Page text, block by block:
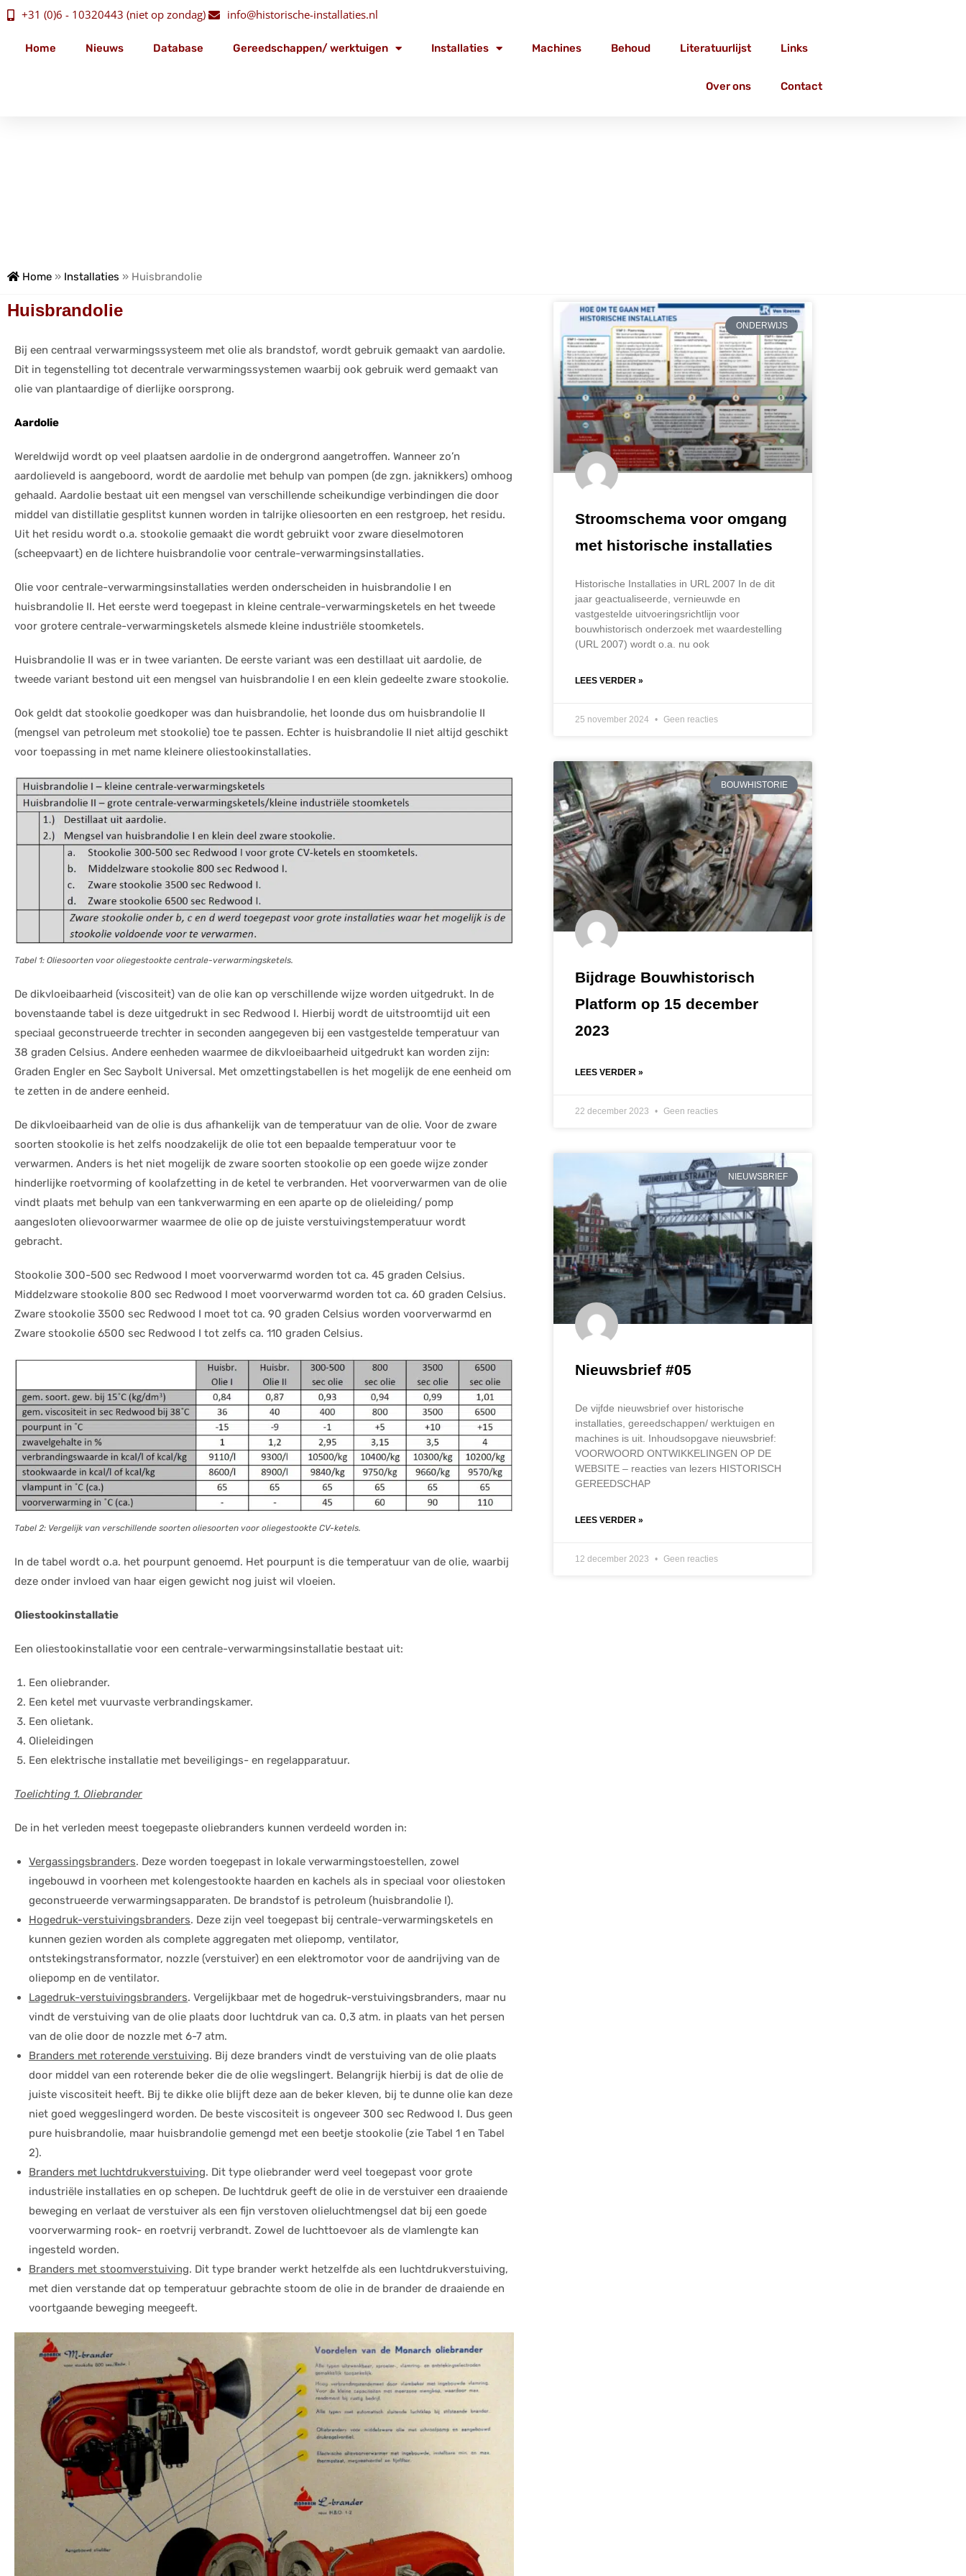
+31 (0)6 - 10320443 (niet op zondag) info@historische-installaties.nl
Home Nieuws Database Gereedschappen/ werktuigen Installaties Machines Behoud Literatuurlijst Links
Over ons Contact
Home » Installaties » Huisbrandolie
Huisbrandolie
Bij een centraal verwarmingssysteem met olie als brandstof, wordt gebruik gemaakt van aardolie.
Dit in tegenstelling tot decentrale verwarmingssystemen waarbij ook gebruik werd gemaakt van
olie van plantaardige of dierlijke oorsprong.
Aardolie
Wereldwijd wordt op veel plaatsen aardolie in de ondergrond aangetroffen. Wanneer zo’n
aardolieveld is aangeboord, wordt de aardolie met behulp van pompen (de zgn. jaknikkers) omhoog
gehaald. Aardolie bestaat uit een mengsel van verschillende scheikundige verbindingen die door
middel van distillatie gesplitst kunnen worden in talrijke oliesoorten en een restgroep, het residu.
Uit het residu wordt o.a. stookolie gemaakt die wordt gebruikt voor zware dieselmotoren
(scheepvaart) en de lichtere huisbrandolie voor centrale-verwarmingsinstallaties.
Olie voor centrale-verwarmingsinstallaties werden onderscheiden in huisbrandolie I en
huisbrandolie II. Het eerste werd toegepast in kleine centrale-verwarmingsketels en het tweede
voor grotere centrale-verwarmingsketels alsmede kleine industriële stoomketels.
Huisbrandolie II was er in twee varianten. De eerste variant was een destillaat uit aardolie, de
tweede variant bestond uit een mengsel van huisbrandolie I en een klein gedeelte zware stookolie.
Ook geldt dat stookolie goedkoper was dan huisbrandolie, het loonde dus om huisbrandolie II
(mengsel van petroleum met stookolie) toe te passen. Echter is huisbrandolie II niet altijd geschikt
voor toepassing in met name kleinere oliestookinstallaties.
Tabel 1: Oliesoorten voor oliegestookte centrale-verwarmingsketels.
De dikvloeibaarheid (viscositeit) van de olie kan op verschillende wijze worden uitgedrukt. In de
bovenstaande tabel is deze uitgedrukt in sec Redwood I. Hierbij wordt de uitstroomtijd uit een
speciaal geconstrueerde trechter in seconden aangegeven bij een vastgestelde temperatuur van
38 graden Celsius. Andere eenheden waarmee de dikvloeibaarheid uitgedrukt kan worden zijn:
Graden Engler en Sec Saybolt Universal. Met omzettingstabellen is het mogelijk de ene eenheid om
te zetten in de andere eenheid.
De dikvloeibaarheid van de olie is dus afhankelijk van de temperatuur van de olie. Voor de zware
soorten stookolie is het zelfs noodzakelijk de olie tot een bepaalde temperatuur voor te
verwarmen. Anders is het niet mogelijk de zware soorten stookolie op een goede wijze zonder
hinderlijke roetvorming of koolafzetting in de ketel te verbranden. Het voorverwarmen van de olie
vindt plaats met behulp van een tankverwarming en een aparte op de olieleiding/ pomp
aangesloten olievoorwarmer waarmee de olie op de juiste verstuivingstemperatuur wordt
gebracht.
Stookolie 300-500 sec Redwood I moet voorverwarmd worden tot ca. 45 graden Celsius.
Middelzware stookolie 800 sec Redwood I moet voorverwarmd worden tot ca. 60 graden Celsius.
Zware stookolie 3500 sec Redwood I moet tot ca. 90 graden Celsius worden voorverwarmd en
Zware stookolie 6500 sec Redwood I tot zelfs ca. 110 graden Celsius.
Tabel 2: Vergelijk van verschillende soorten oliesoorten voor oliegestookte CV-ketels.
In de tabel wordt o.a. het pourpunt genoemd. Het pourpunt is die temperatuur van de olie, waarbij
deze onder invloed van haar eigen gewicht nog juist wil vloeien.
Oliestookinstallatie
Een oliestookinstallatie voor een centrale-verwarmingsinstallatie bestaat uit:
Een oliebrander.
Een ketel met vuurvaste verbrandingskamer.
Een olietank.
Olieleidingen
Een elektrische installatie met beveiligings- en regelapparatuur.
Toelichting 1. Oliebrander
De in het verleden meest toegepaste oliebranders kunnen verdeeld worden in:
Vergassingsbranders. Deze worden toegepast in lokale verwarmingstoestellen, zowel
ingebouwd in voorheen met kolengestookte haarden en kachels als in speciaal voor oliestoken
geconstrueerde verwarmingsapparaten. De brandstof is petroleum (huisbrandolie I).
Hogedruk-verstuivingsbranders. Deze zijn veel toegepast bij centrale-verwarmingsketels en
kunnen gezien worden als complete aggregaten met oliepomp, ventilator,
ontstekingstransformator, nozzle (verstuiver) en een elektromotor voor de aandrijving van de
oliepomp en de ventilator.
Lagedruk-verstuivingsbranders. Vergelijkbaar met de hogedruk-verstuivingsbranders, maar nu
vindt de verstuiving van de olie plaats door luchtdruk van ca. 0,3 atm. in plaats van het persen
van de olie door de nozzle met 6-7 atm.
Branders met roterende verstuiving. Bij deze branders vindt de verstuiving van de olie plaats
door middel van een roterende beker die de olie wegslingert. Belangrijk hierbij is dat de olie de
juiste viscositeit heeft. Bij te dikke olie blijft deze aan de beker kleven, bij te dunne olie kan deze
niet goed weggeslingerd worden. De beste viscositeit is ongeveer 300 sec Redwood I. Dus geen
pure huisbrandolie, maar huisbrandolie gemengd met een beetje stookolie (zie Tabel 1 en Tabel
2).
Branders met luchtdrukverstuiving. Dit type oliebrander werd veel toegepast voor grote
industriële installaties en op schepen. De luchtdruk geeft de olie in de verstuiver een draaiende
beweging en verlaat de verstuiver als een fijn verstoven olieluchtmengsel dat bij een goede
voorverwarming rook- en roetvrij verbrandt. Zowel de luchttoevoer als de vlamlengte kan
ingesteld worden.
Branders met stoomverstuiving. Dit type brander werkt hetzelfde als een luchtdrukverstuiving,
met dien verstande dat op temperatuur gebrachte stoom de olie in de brander de draaiende en
voortgaande beweging meegeeft.
ONDERWIJS
Stroomschema voor omgang
met historische installaties
Historische Installaties in URL 2007 In de dit
jaar geactualiseerde, vernieuwde en
vastgestelde uitvoeringsrichtlijn voor
bouwhistorisch onderzoek met waardestelling
(URL 2007) wordt o.a. nu ook
LEES VERDER »
25 november 2024 Geen reacties
BOUWHISTORIE
Bijdrage Bouwhistorisch
Platform op 15 december
2023
LEES VERDER »
22 december 2023 Geen reacties
NIEUWSBRIEF
Nieuwsbrief #05
De vijfde nieuwsbrief over historische
installaties, gereedschappen/ werktuigen en
machines is uit. Inhoudsopgave nieuwsbrief:
VOORWOORD ONTWIKKELINGEN OP DE
WEBSITE – reacties van lezers HISTORISCH
GEREEDSCHAP
LEES VERDER »
12 december 2023 Geen reacties